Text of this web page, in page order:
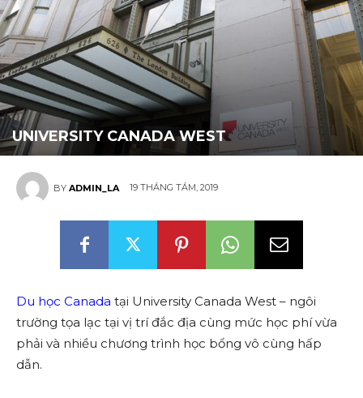
UNIVERSITY CANADA WEST
BY ADMIN_LA 19 THÁNG TÁM, 2019
Du học Canada tại University Canada West – ngôi
trường tọa lạc tại vị trí đắc địa cùng mức học phí vừa
phải và nhiều chương trình học bổng vô cùng hấp
dẫn.